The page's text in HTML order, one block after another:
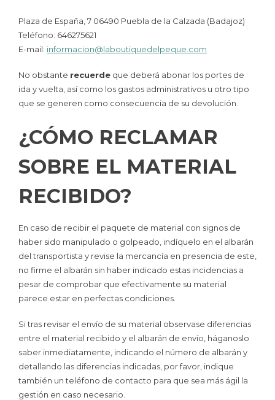
Plaza de España, 7 06490 Puebla de la Calzada (Badajoz)
Teléfono: 646275621
E-mail: informacion@laboutiquedelpeque.com
No obstante recuerde que deberá abonar los portes de
ida y vuelta, así como los gastos administrativos u otro tipo
que se generen como consecuencia de su devolución.
¿CÓMO RECLAMAR
SOBRE EL MATERIAL
RECIBIDO?
En caso de recibir el paquete de material con signos de
haber sido manipulado o golpeado, indíquelo en el albarán
del transportista y revise la mercancía en presencia de este,
no firme el albarán sin haber indicado estas incidencias a
pesar de comprobar que efectivamente su material
parece estar en perfectas condiciones.
Si tras revisar el envío de su material observase diferencias
entre el material recibido y el albarán de envío, háganoslo
saber inmediatamente, indicando el número de albarán y
detallando las diferencias indicadas, por favor, indique
también un teléfono de contacto para que sea más ágil la
gestión en caso necesario.